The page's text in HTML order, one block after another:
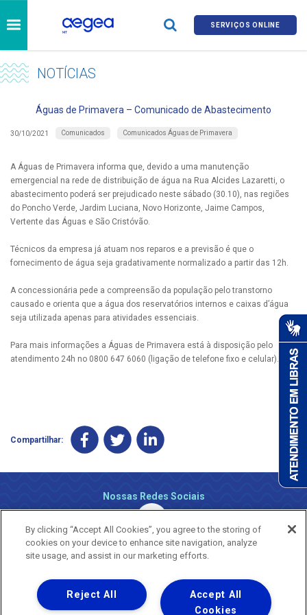
SERVIÇOS ONLINE
NOTÍCIAS
Águas de Primavera – Comunicado de Abastecimento
30/10/2021 Comunicados Comunicados Águas de Primavera
A Águas de Primavera informa que, devido a uma manutenção
emergencial na rede de distribuição de água na Rua Alcides Lazaretti, o
abastecimento poderá ser prejudicado neste sábado (30.10), nas regiões
do Poncho Verde, Jardim Luciana, Novo Horizonte, Jaime Campos,
Vertente das Águas e São Cristóvão.
Técnicos da empresa já atuam nos reparos e a previsão é que o
fornecimento de água seja gradativamente normalizado a partir das 12h.
A concessionária pede a compreensão da população pelo transtorno
causado e orienta que a água dos reservatórios internos e caixas d’água
seja utilizada apenas para atividades essenciais.
Para mais informações a Águas de Primavera está à disposição pelo
atendimento 24h no 0800 647 6060 (ligação de telefone fixo e celular).
Compartilhar:
Nossas Redes Sociais
Uma empresa
Copyright ® 2026 - Todos os Direitos Reservados.
By clicking “Accept All Cookies”, you agree to the storing of
cookies on your device to enhance site navigation, analyze
site usage, and assist in our marketing efforts.
Accept All
Cookies
Reject All